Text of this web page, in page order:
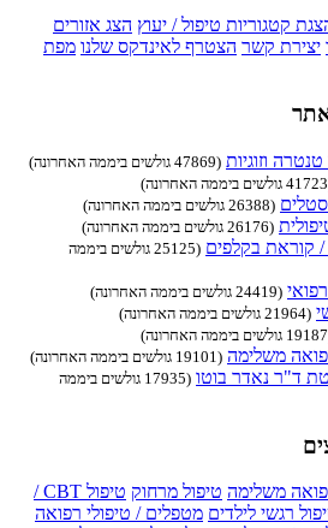
קטגוריות טיפול / יעוץ הצג אזורים
יצירת קשר הצטרף לאינדקס שלנו מפת
וזוגיות (47869 גולשים ביממה האחרונה)
(26388 גולשים ביממה האחרונה)
(26176 גולשים ביממה האחרונה)
קוראת בקלפים
(25125 גולשים ביממה
(24419 גולשים ביממה האחרונה)
(21964 גולשים ביממה האחרונה)
משלימה (19101 גולשים ביממה האחרונה)
ד"ר נאדר בוטו
(17935 גולשים ביממה
משלימה טיפול מרחוק
טיפול CBT /
רגשי לילדים מטפלים / טיפולי רפואה